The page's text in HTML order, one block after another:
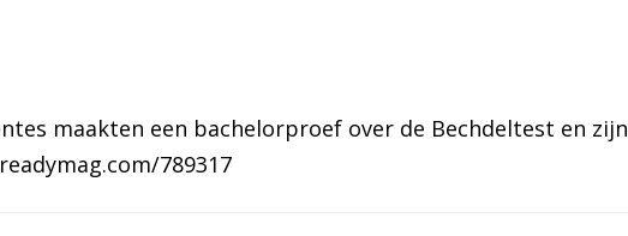
maakten een bachelorproef over de Bechdeltest en zijn
789317